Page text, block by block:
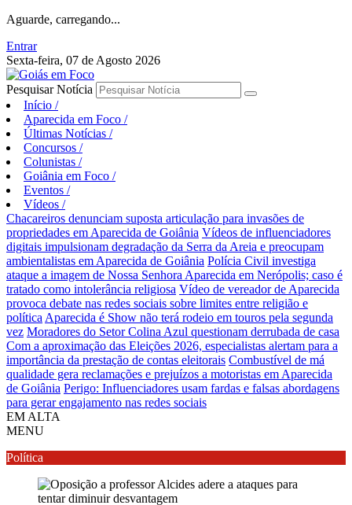
Aguarde, carregando...
Entrar
Sexta-feira, 07 de Agosto 2026
Pesquisar Notícia
Início /
Aparecida em Foco /
Últimas Notícias /
Concursos /
Colunistas /
Goiânia em Foco /
Eventos /
Vídeos /
Chacareiros denunciam suposta articulação para invasões de
propriedades em Aparecida de Goiânia Vídeos de influenciadores
digitais impulsionam degradação da Serra da Areia e preocupam
ambientalistas em Aparecida de Goiânia Polícia Civil investiga
ataque a imagem de Nossa Senhora Aparecida em Nerópolis; caso é
tratado como intolerância religiosa Vídeo de vereador de Aparecida
provoca debate nas redes sociais sobre limites entre religião e
política Aparecida é Show não terá rodeio em touros pela segunda
vez Moradores do Setor Colina Azul questionam derrubada de casa
Com a aproximação das Eleições 2026, especialistas alertam para a
importância da prestação de contas eleitorais Combustível de má
qualidade gera reclamações e prejuízos a motoristas em Aparecida
de Goiânia Perigo: Influenciadores usam fardas e falsas abordagens
para gerar engajamento nas redes sociais
EM ALTA
MENU
Política